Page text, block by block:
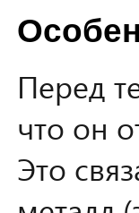
Перед
что он
Это